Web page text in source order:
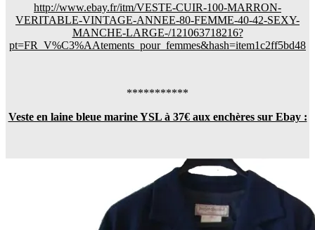
http://www.ebay.fr/itm/VESTE-CUIR-100-MARRON-
VERITABLE-VINTAGE-ANNEE-80-FEMME-40-42-SEXY-
MANCHE-LARGE-/121063718216?
pt=FR_V%C3%AAtements_pour_femmes&hash=item1c2ff5bd48
***********
Veste en laine bleue marine YSL à 37€ aux enchères sur Ebay :